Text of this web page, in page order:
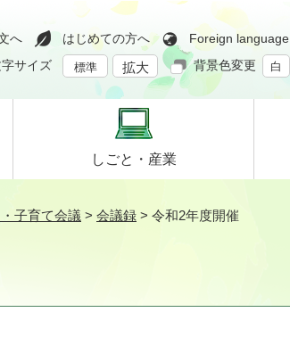
へ はじめての方へ Foreign language
サイズ
標準 拡大 背景色変更 白
しごと・ 産業
子育て会議 > 会議録 > 令和2年度開催